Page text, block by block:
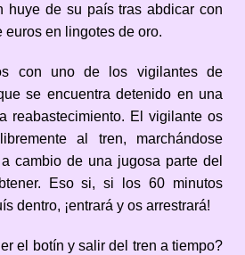
huye de su país tras abdicar con
euros en lingotes de oro.
con uno de los vigilantes de
se encuentra detenido en una
reabastecimiento. El vigilante os
al tren, marchándose
cambio de una jugosa parte del
Eso si, si los 60 minutos
dentro, ¡entrará y os arrestrará!
el botín y salir del tren a tiempo?